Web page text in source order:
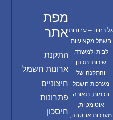
גל רחום – עבודות
חשמל מקצועיות
לבית ולמשרד,
שירותי תכנון
והתקנה של
מערכות חשמל
חכמות, תאורה
אוטומטית,
מערכות אבטחה,
מפת
אתר
התקנת
ארונות חשמל
חיצוניים
פתרונות
חיסכון